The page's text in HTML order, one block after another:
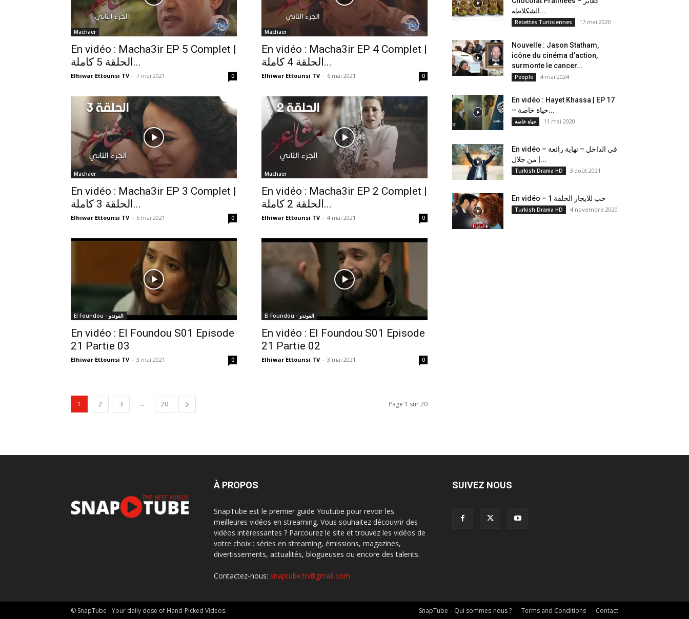
Machaer
En vidéo : Macha3ir EP 5 Complet |
الحلقة 5 كاملة...
Elhiwar Ettounsi TV - 7 mai 2021 0
Machaer
En vidéo : Macha3ir EP 4 Complet |
الحلقة 4 كاملة...
Elhiwar Ettounsi TV - 6 mai 2021 0
Machaer
En vidéo : Macha3ir EP 3 Complet |
الحلقة 3 كاملة...
Elhiwar Ettounsi TV - 5 mai 2021 0
Machaer
En vidéo : Macha3ir EP 2 Complet |
الحلقة 2 كاملة...
Elhiwar Ettounsi TV - 4 mai 2021 0
El Foundou - الفوندو
En vidéo : El Foundou S01 Episode
21 Partie 03
Elhiwar Ettounsi TV - 3 mai 2021 0
El Foundou - الفوندو
En vidéo : El Foundou S01 Episode
21 Partie 02
Elhiwar Ettounsi TV - 3 mai 2021 0
1 2 3 ... 20 Page 1 sur 20
الشكلاطة...
Recettes Tunisiennes 17 mai 2020
Nouvelle : Jason Statham,
icône du cinéma d’action,
surmonte le cancer...
People 4 mai 2024
En vidéo : Hayet Khassa | EP 17
– حياة خاصة...
حياة خاصة 11 mai 2020
En vidéo – في الداخل – نهاية رائعة
من جلال |...
Turkish Drama HD 3 août 2021
En vidéo – حب للايجار الحلقة 1
Turkish Drama HD 4 novembre 2020
À PROPOS
SnapTube est le premier guide Youtube pour revoir les
meilleures vidéos en streaming. Vous souhaitez découvrir des
vidéos intéressantes ? Parcourez le site et trouvez les vidéos de
votre choix : séries en streaming, émissions, magazines,
divertissements, actualités, blogueuses ou encore des talents.
Contactez-nous: snaptube.tn@gmail.com
SUIVEZ NOUS
SnapTube – Qui sommes-nous ? Terms and Conditions Contact
© SnapTube - Your daily dose of Hand-Picked Videos.